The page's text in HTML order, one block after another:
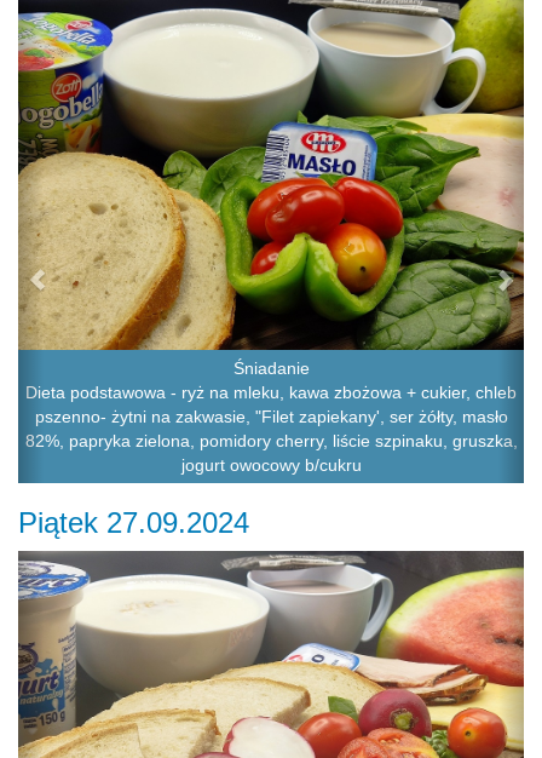
Śniadanie
Dieta podstawowa - ryż na mleku, kawa zbożowa + cukier, chleb
pszenno- żytni na zakwasie, "Filet zapiekany', ser żółty, masło
82%, papryka zielona, pomidory cherry, liście szpinaku, gruszka,
jogurt owocowy b/cukru
Piątek 27.09.2024
Previous